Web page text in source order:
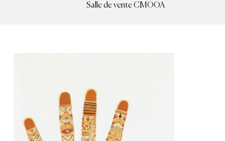
Salle de vente CMOOA